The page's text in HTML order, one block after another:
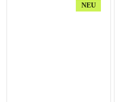
NEU